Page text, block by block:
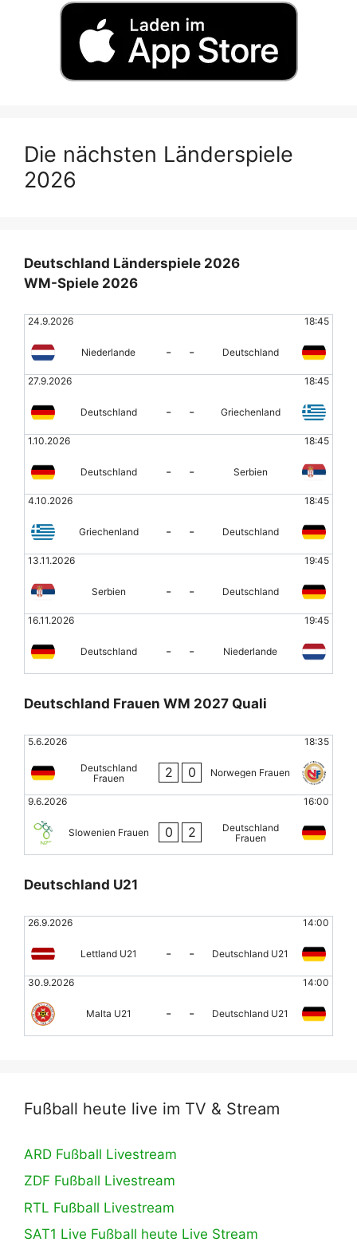
Die nächsten Länderspiele
2026
Deutschland Länderspiele 2026
WM-Spiele 2026
24.9.2026 18:45
Niederlande - - Deutschland
27.9.2026 18:45
Deutschland - - Griechenland
1.10.2026 18:45
Deutschland - - Serbien
4.10.2026 18:45
Griechenland - - Deutschland
13.11.2026 19:45
Serbien - - Deutschland
16.11.2026 19:45
Deutschland - - Niederlande
Deutschland Frauen WM 2027 Quali
5.6.2026 18:35
Deutschland
Frauen
2 0 Norwegen Frauen
9.6.2026 16:00
Slowenien Frauen 0 2
Deutschland
Frauen
Deutschland U21
26.9.2026 14:00
Lettland U21 - - Deutschland U21
30.9.2026 14:00
Malta U21 - - Deutschland U21
Fußball heute live im TV & Stream
ARD Fußball Livestream
ZDF Fußball Livestream
RTL Fußball Livestream
SAT1 Live Fußball heute Live Stream